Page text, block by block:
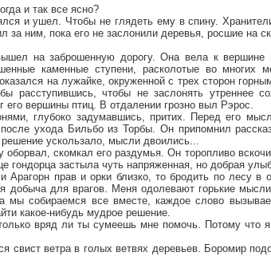
и так все ясно?
и ушел. Чтобы не глядеть ему в спину.
ним, пока его не заслонили деревья, росшие на
на заброшенную дорогу. Она вела к вершине
каменные ступени, расколотые во многих
на лужайке, окруженной с трех сторон
расступившись, чтобы не заслонять утреннее
вершины птиц. В отдалении грозно выл Рэрос.
глубоко задумавшись, притих. Перед его
ухода Бильбо из Торбы. Он припомнил
ускользало, мысли двоились...
оборвал, скомкал его раздумья. Он торопливо
застыла чуть напряженная, но добрая
прав и орки близко, то бродить по лесу в
добыча для врагов. Меня одолевают горькие
мы собираемся все вместе, каждое слово
какое-нибудь мудрое решение.
вряд ли ты сумеешь мне помочь. Потому что
ветра в голых ветвях деревьев. Боромир